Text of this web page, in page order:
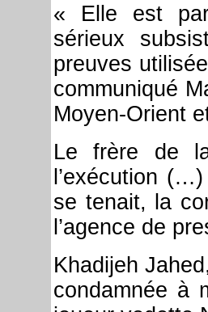
« Elle est
sérieux
preuves
communiqué
Moyen-Orient
Le frère de
l’exécution
se tenait, la
l’agence de
Khadijeh
condamnée à